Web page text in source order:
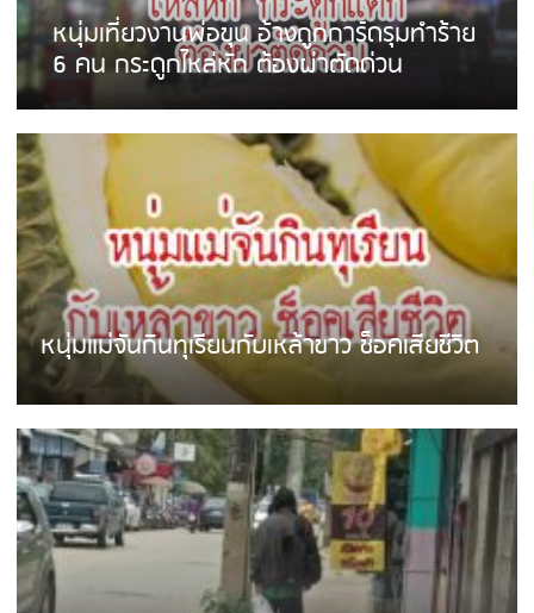
หนุ่มเที่ยวงานพ่อขุน อ้างถูกการ์ดรุมทำร้าย
6 คน กระดูกไหล่หัก ต้องผ่าตัดด่วน
หนุ่มแม่จันกินทุเรียนกับเหล้าขาว ช็อคเสียชีวิต